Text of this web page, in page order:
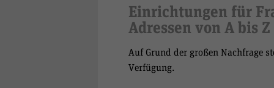
Einrichtungen für
Adressen von A bis Z
Auf Grund der großen Nachfrage
Verfügung.